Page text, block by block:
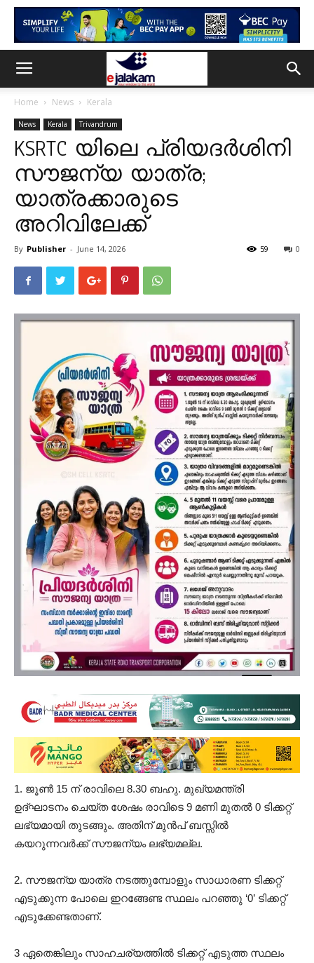
Home News Kerala
News Kerala Trivandrum
KSRTC യിലെ പ്രിയദർശിനി
സൗജന്യ യാത്ര;
യാത്രക്കാരുടെ
അറിവിലേക്ക്
By Publisher - June 14, 2026 0
59
1. ജൂൺ 15 ന് രാവിലെ 8.30 ബഹു. മുഖ്യമന്ത്രി
ഉദ്ഘാടനം ചെയ്ത ശേഷം രാവിടെ 9 മണി മുതൽ 0 ടിക്കറ്റ്
ലഭ്യമായി തുടങ്ങും. അതിന് മുൻപ് ബസ്സിൽ
കയറുന്നവർക്ക് സൗജന്യം ലഭ്യമല്ല.
2. സൗജന്യ യാത്ര നടത്തുമ്പോളും സാധാരണ ടിക്കറ്റ്
എടുക്കുന്ന പോലെ ഇറങ്ങേണ്ട സ്ഥലം പറഞ്ഞു ‘0’ ടിക്കറ്റ്
എടുക്കേണ്ടതാണ്.
3 ഏതെങ്കിലും സാഹചര്യത്തിൽ ടിക്കറ്റ് എടുത്ത സ്ഥലം